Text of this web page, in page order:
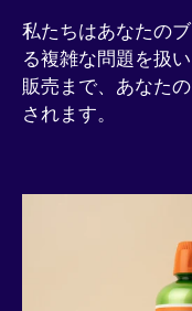
私たちはあなたの
る複雑な問題を扱
販売まで、あなた
されます。